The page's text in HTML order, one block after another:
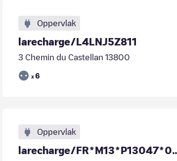
Oppervlak
larecharge/L4LNJ5Z811
3 Chemin du Castellan 13800
x 6
Oppervlak
larecharge/